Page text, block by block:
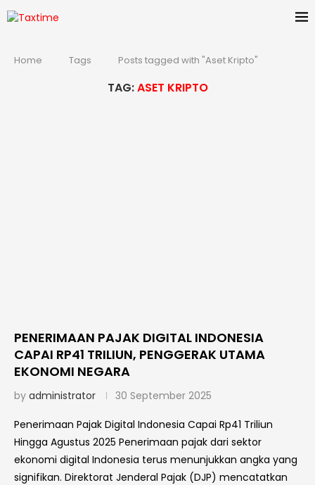
Home Tags Posts tagged with "Aset Kripto"
TAG:ASET KRIPTO
PENERIMAAN PAJAK DIGITAL INDONESIA
CAPAI RP41 TRILIUN, PENGGERAK UTAMA
EKONOMI NEGARA
by administrator 30 September 2025
Penerimaan Pajak Digital Indonesia Capai Rp41 Triliun
Hingga Agustus 2025 Penerimaan pajak dari sektor
ekonomi digital Indonesia terus menunjukkan angka yang
signifikan. Direktorat Jenderal Pajak (DJP) mencatatkan